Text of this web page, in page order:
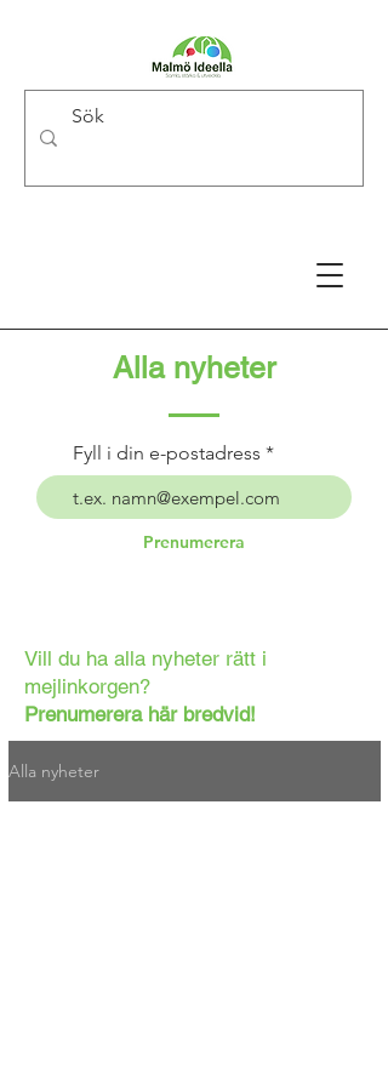
Alla nyheter
Fyll i din e-postadress
Prenumerera
Vill du ha alla nyheter rätt i
mejlinkorgen?
Prenumerera här bredvid!
Alla nyheter